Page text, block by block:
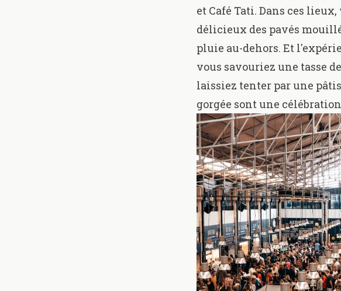
et Café Tati. Dans ces
délicieux des pavés
pluie au-dehors. Et
vous savouriez une tasse
laissiez tenter par une
gorgée sont une